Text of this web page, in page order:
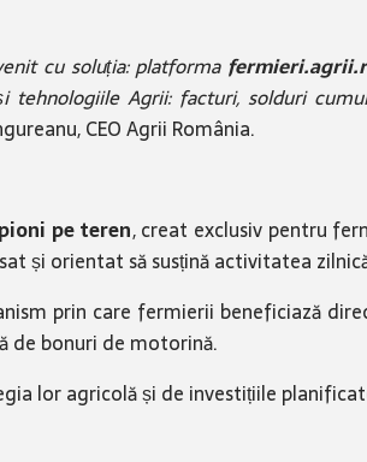
cu soluția: platforma
Agrii: facturi, solduri
CEO Agrii România.
pe teren, creat exclusiv pentru
și orientat să susțină activitatea
prin care fermierii beneficiază
de bonuri de motorină.
lor agricolă și de investițiile